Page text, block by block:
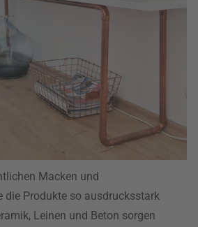
Macken und
die Produkte so ausdrucksstark
Leinen und Beton sorgen